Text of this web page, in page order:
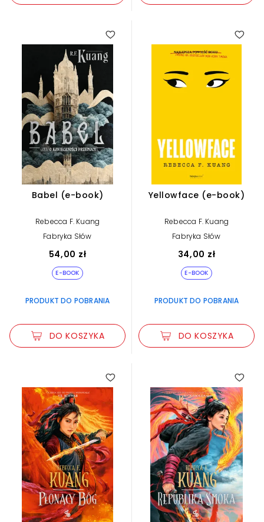
Babel (e-book)
Rebecca F. Kuang
Fabryka Słów
54,00 zł
E-BOOK
PRODUKT DO POBRANIA
DO KOSZYKA
Yellowface (e-book)
Rebecca F. Kuang
Fabryka Słów
34,00 zł
E-BOOK
PRODUKT DO POBRANIA
DO KOSZYKA